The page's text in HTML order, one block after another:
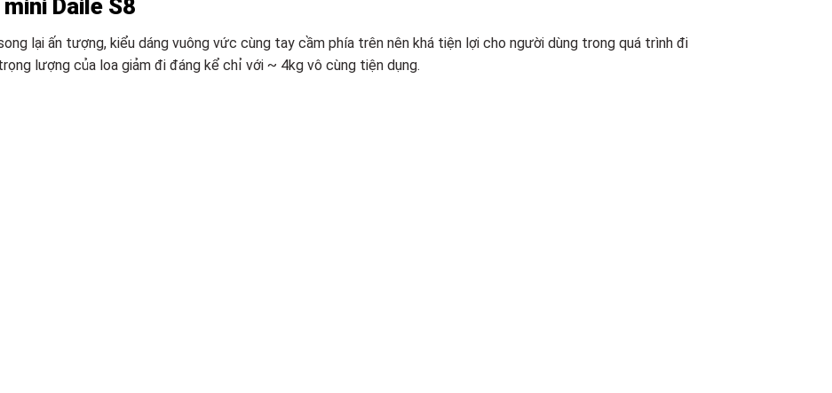
Daile S8
lại ấn tượng, kiểu dáng vuông vức cùng tay cầm phía trên nên khá tiện lợi cho người dùng trong quá trình đi
lượng của loa giảm đi đáng kể chỉ với ~ 4kg vô cùng tiện dụng.